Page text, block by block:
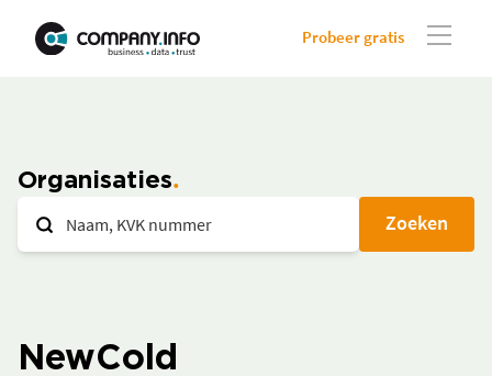
Probeer gratis
Organisaties
Zoeken
NewCold